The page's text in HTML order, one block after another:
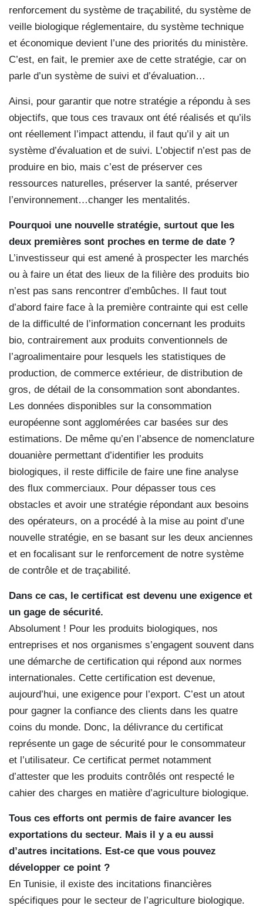
renforcement du système de traçabilité, du système de
veille biologique réglementaire, du système technique
et économique devient l’une des priorités du ministère.
C’est, en fait, le premier axe de cette stratégie, car on
parle d’un système de suivi et d’évaluation…
Ainsi, pour garantir que notre stratégie a répondu à ses
objectifs, que tous ces travaux ont été réalisés et qu’ils
ont réellement l’impact attendu, il faut qu’il y ait un
système d’évaluation et de suivi. L’objectif n’est pas de
produire en bio, mais c’est de préserver ces
ressources naturelles, préserver la santé, préserver
l’environnement…changer les mentalités.
Pourquoi une nouvelle stratégie, surtout que les
deux premières sont proches en terme de date ?
L’investisseur qui est amené à prospecter les marchés
ou à faire un état des lieux de la filière des produits bio
n’est pas sans rencontrer d’embûches. Il faut tout
d’abord faire face à la première contrainte qui est celle
de la difficulté de l’information concernant les produits
bio, contrairement aux produits conventionnels de
l’agroalimentaire pour lesquels les statistiques de
production, de commerce extérieur, de distribution de
gros, de détail de la consommation sont abondantes.
Les données disponibles sur la consommation
européenne sont agglomérées car basées sur des
estimations. De même qu’en l’absence de nomenclature
douanière permettant d’identifier les produits
biologiques, il reste difficile de faire une fine analyse
des flux commerciaux. Pour dépasser tous ces
obstacles et avoir une stratégie répondant aux besoins
des opérateurs, on a procédé à la mise au point d’une
nouvelle stratégie, en se basant sur les deux anciennes
et en focalisant sur le renforcement de notre système
de contrôle et de traçabilité.
Dans ce cas, le certificat est devenu une exigence et
un gage de sécurité.
Absolument ! Pour les produits biologiques, nos
entreprises et nos organismes s’engagent souvent dans
une démarche de certification qui répond aux normes
internationales. Cette certification est devenue,
aujourd’hui, une exigence pour l’export. C’est un atout
pour gagner la confiance des clients dans les quatre
coins du monde. Donc, la délivrance du certificat
représente un gage de sécurité pour le consommateur
et l’utilisateur. Ce certificat permet notamment
d’attester que les produits contrôlés ont respecté le
cahier des charges en matière d’agriculture biologique.
Tous ces efforts ont permis de faire avancer les
exportations du secteur. Mais il y a eu aussi
d’autres incitations. Est-ce que vous pouvez
développer ce point ?
En Tunisie, il existe des incitations financières
spécifiques pour le secteur de l’agriculture biologique.